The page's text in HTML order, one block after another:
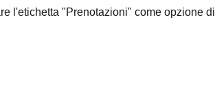
l'etichetta "Prenotazioni" come opzione di